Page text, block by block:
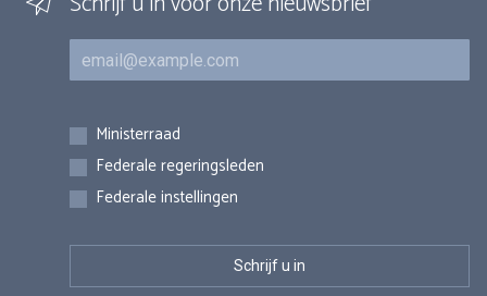
E-mail
Inschrijvingen
Ministerraad
Federale regeringsleden
Federale instellingen